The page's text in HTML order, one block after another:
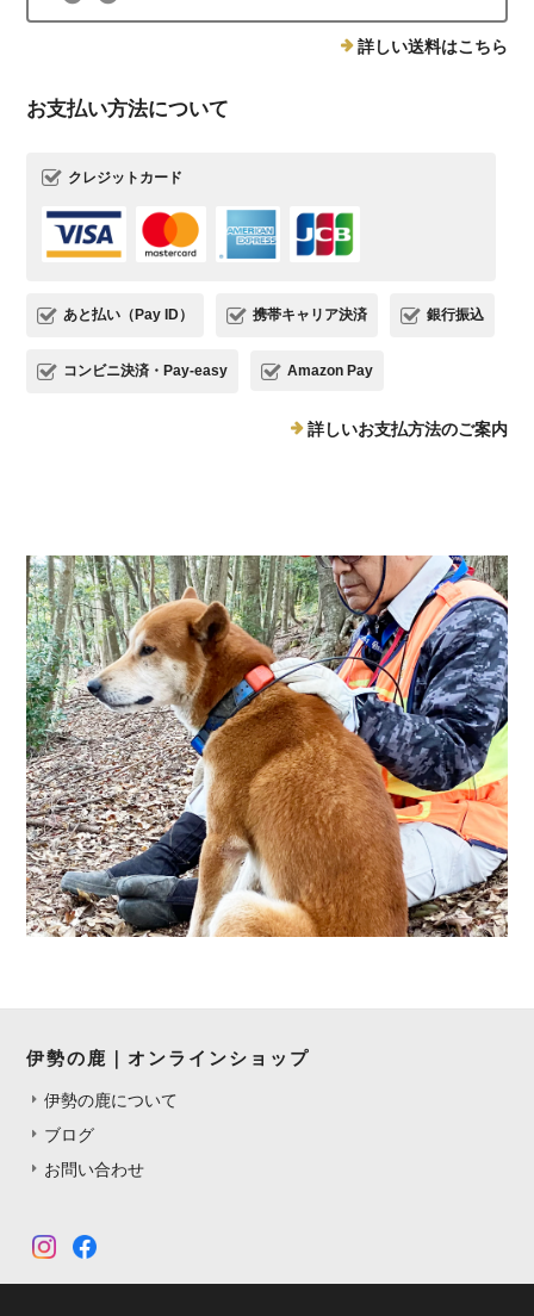
詳しい送料はこちら
お支払い方法について
クレジットカード
あと払い（Pay ID） 携帯キャリア決済 銀行振込
コンビニ決済・Pay-easy Amazon Pay
詳しいお支払方法のご案内
伊勢の鹿｜オンラインショップ
伊勢の鹿について
ブログ
お問い合わせ